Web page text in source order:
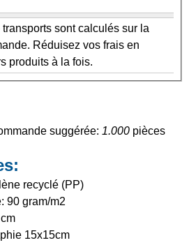
sont calculés sur la
Réduisez vos frais en
produits à la fois.
suggérée: 1.000 pièces
recyclé (PP)
90 gram/m2
15x15cm